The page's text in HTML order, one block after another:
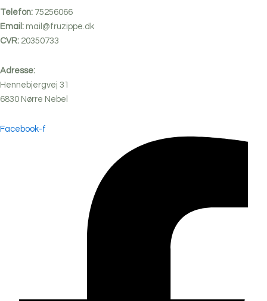
Telefon: 75256066
Email: mail@fruzippe.dk
CVR: 20350733
Adresse:
Hennebjergvej 31
6830 Nørre Nebel
Facebook-f